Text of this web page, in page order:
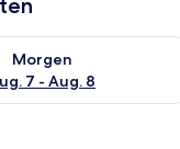
Aug. 7.
Morgen
7 - Aug. 8
für